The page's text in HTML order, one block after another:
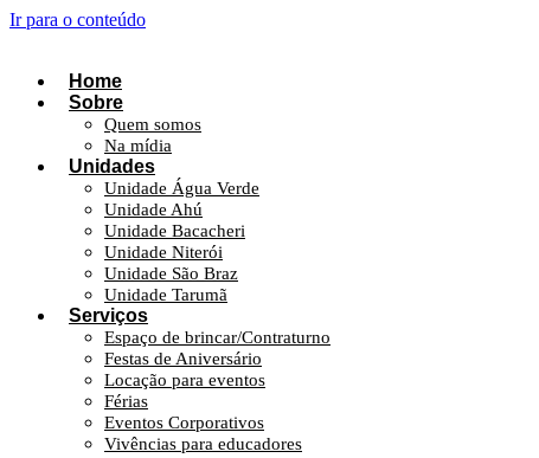
Ir para o conteúdo
Home
Sobre
Quem somos
Na mídia
Unidades
Unidade Água Verde
Unidade Ahú
Unidade Bacacheri
Unidade Niterói
Unidade São Braz
Unidade Tarumã
Serviços
Espaço de brincar/Contraturno
Festas de Aniversário
Locação para eventos
Férias
Eventos Corporativos
Vivências para educadores